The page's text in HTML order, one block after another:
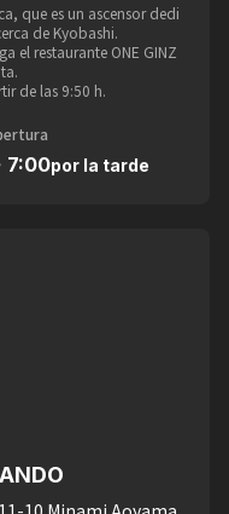
que es un ascensor dedi
de Kyobashi.
el restaurante ONE GINZ
de las 9:50 h.
7:00por la tarde